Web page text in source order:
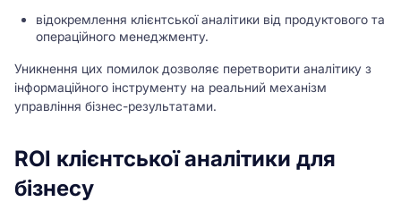
відокремлення клієнтської аналітики від продуктового та
операційного менеджменту.
Уникнення цих помилок дозволяє перетворити аналітику з
інформаційного інструменту на реальний механізм
управління бізнес-результатами.
ROI клієнтської аналітики для
бізнесу